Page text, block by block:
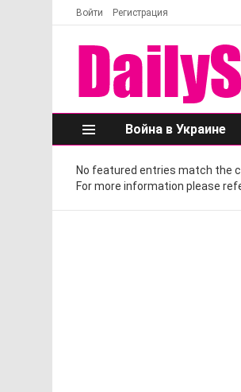
Войти Регистрация
Меню
Война в Украине
No featured entries match the
For more information please